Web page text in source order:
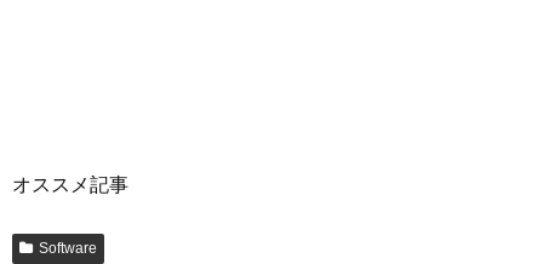
オススメ記事
Software